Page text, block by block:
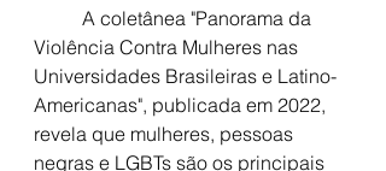
Violência Contra Mulheres nas
Universidades Brasileiras e Latino-
Americanas", publicada em 2022,
revela que mulheres, pessoas
negras e LGBTs são os principais